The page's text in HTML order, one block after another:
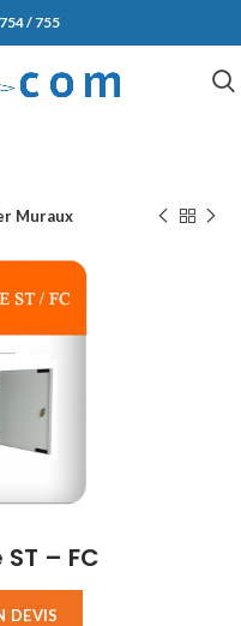
/ 755
Muraux
– FC
DEVIS